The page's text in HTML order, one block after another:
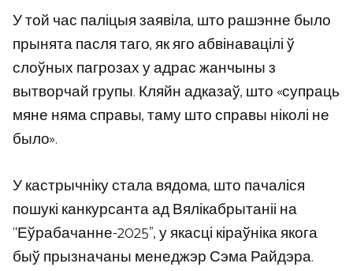
У той час паліцыя заявіла, што рашэнне было
прынята пасля таго, як яго абвінавацілі ў
слоўных пагрозах у адрас жанчыны з
вытворчай групы. Кляйн адказаў, што «супраць
мяне няма справы, таму што справы ніколі не
было».
У кастрычніку стала вядома, што пачаліся
пошукі канкурсанта ад Вялікабрытаніі на
“Еўрабачанне-2025”, у якасці кіраўніка якога
быў прызначаны менеджэр Сэма Райдэра.